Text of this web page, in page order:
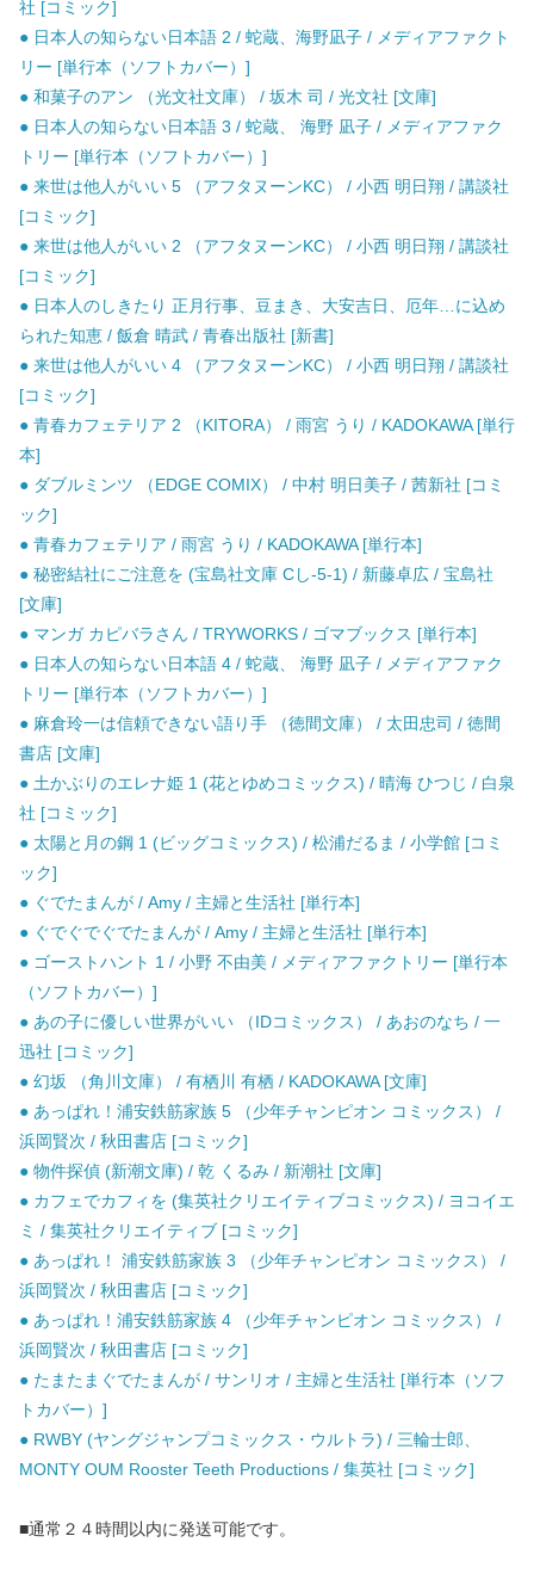
社 [コミック]
● 日本人の知らない日本語 2 / 蛇蔵、海野凪子 / メディアファクト
リー [単行本（ソフトカバー）]
● 和菓子のアン （光文社文庫） / 坂木 司 / 光文社 [文庫]
● 日本人の知らない日本語 3 / 蛇蔵、 海野 凪子 / メディアファク
トリー [単行本（ソフトカバー）]
● 来世は他人がいい 5 （アフタヌーンKC） / 小西 明日翔 / 講談社
[コミック]
● 来世は他人がいい 2 （アフタヌーンKC） / 小西 明日翔 / 講談社
[コミック]
● 日本人のしきたり 正月行事、豆まき、大安吉日、厄年…に込め
られた知恵 / 飯倉 晴武 / 青春出版社 [新書]
● 来世は他人がいい 4 （アフタヌーンKC） / 小西 明日翔 / 講談社
[コミック]
● 青春カフェテリア 2 （KITORA） / 雨宮 うり / KADOKAWA [単行
本]
● ダブルミンツ （EDGE COMIX） / 中村 明日美子 / 茜新社 [コミ
ック]
● 青春カフェテリア / 雨宮 うり / KADOKAWA [単行本]
● 秘密結社にご注意を (宝島社文庫 Cし-5-1) / 新藤卓広 / 宝島社
[文庫]
● マンガ カピバラさん / TRYWORKS / ゴマブックス [単行本]
● 日本人の知らない日本語 4 / 蛇蔵、 海野 凪子 / メディアファク
トリー [単行本（ソフトカバー）]
● 麻倉玲一は信頼できない語り手 （徳間文庫） / 太田忠司 / 徳間
書店 [文庫]
● 土かぶりのエレナ姫 1 (花とゆめコミックス) / 晴海 ひつじ / 白泉
社 [コミック]
● 太陽と月の鋼 1 (ビッグコミックス) / 松浦だるま / 小学館 [コミ
ック]
● ぐでたまんが / Amy / 主婦と生活社 [単行本]
● ぐでぐでぐでたまんが / Amy / 主婦と生活社 [単行本]
● ゴーストハント 1 / 小野 不由美 / メディアファクトリー [単行本
（ソフトカバー）]
● あの子に優しい世界がいい （IDコミックス） / あおのなち / 一
迅社 [コミック]
● 幻坂 （角川文庫） / 有栖川 有栖 / KADOKAWA [文庫]
● あっぱれ！浦安鉄筋家族 5 （少年チャンピオン コミックス） /
浜岡賢次 / 秋田書店 [コミック]
● 物件探偵 (新潮文庫) / 乾 くるみ / 新潮社 [文庫]
● カフェでカフィを (集英社クリエイティブコミックス) / ヨコイエ
ミ / 集英社クリエイティブ [コミック]
● あっぱれ！ 浦安鉄筋家族 3 （少年チャンピオン コミックス） /
浜岡賢次 / 秋田書店 [コミック]
● あっぱれ！浦安鉄筋家族 4 （少年チャンピオン コミックス） /
浜岡賢次 / 秋田書店 [コミック]
● たまたまぐでたまんが / サンリオ / 主婦と生活社 [単行本（ソフ
トカバー）]
● RWBY (ヤングジャンプコミックス・ウルトラ) / 三輪士郎、
MONTY OUM Rooster Teeth Productions / 集英社 [コミック]
■通常２４時間以内に発送可能です。